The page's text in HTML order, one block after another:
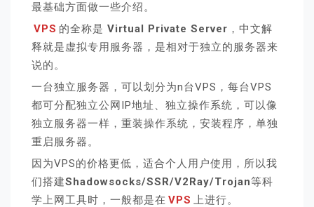
最基础方面做一些介绍。
VPS 的全称是 Virtual Private Server ，中文解
释就是虚拟专用服务器，是相对于独立的服务器来
说的。
一台独立服务器，可以划分为n台VPS，每台VPS
都可分配独立公网IP地址、独立操作系统，可以像
独立服务器一样，重装操作系统，安装程序，单独
重启服务器。
因为VPS的价格更低，适合个人用户使用，所以我
们搭建Shadowsocks/SSR/V2Ray/Trojan等科
学上网工具时，一般都是在 VPS 上进行。